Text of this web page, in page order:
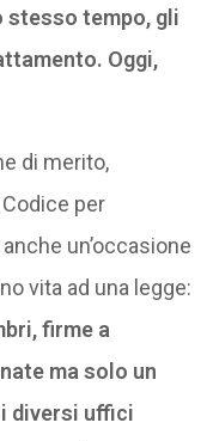
stesso tempo, gli
Oggi,
di merito,
per
un’occasione
vita ad una legge:
firme a
ma solo un
diversi uffici